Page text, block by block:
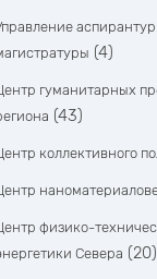
(4)
гуманитарных
(43)
коллективного
физико-
Севера (20)